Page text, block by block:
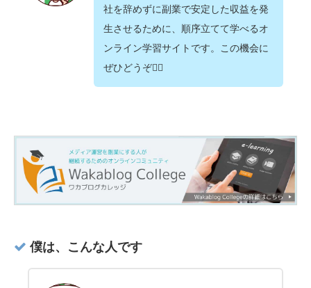
社を辞めずに副業で安定した収益を発
生させるために、順序立てて学べるオ
ンライン学習サイトです。この機会に
ぜひどうぞ💁‍♂️
僕は、こんな人です